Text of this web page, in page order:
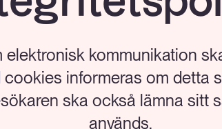
elektronisk kommunikation
informeras om detta
ska också lämna sitt
används.